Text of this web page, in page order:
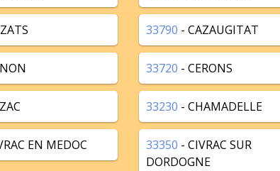
33790 - CAZAUGITAT
33720 - CERONS
33230 - CHAMADELLE
EN MEDOC 33350 - CIVRAC SUR
DORDOGNE